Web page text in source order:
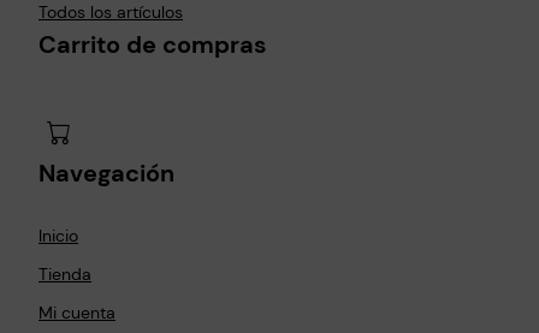
Todos los artículos
Carrito de compras
Navegación
Inicio
Tienda
Mi cuenta